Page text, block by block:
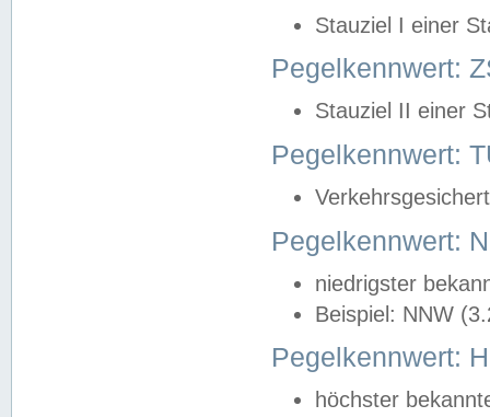
Stauziel I einer
Pegelkennwert:
Stauziel II einer
Pegelkennwert:
Pegelkennwert:
niedrigster
Beispiel: NNW
Pegelkennwert:
höchster